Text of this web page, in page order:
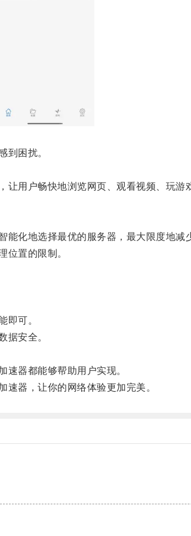
困扰。
用户畅快地浏览网页、观看视频、玩游
化地选择最优的服务器，最大限度地减
置的限制。
即可。
安全。
器都能够帮助用户实现。
器，让你的网络体验更加完美。